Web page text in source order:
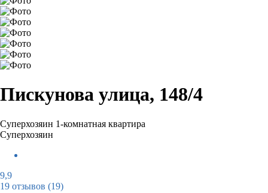
Пискунова улица, 148/4
Суперхозяин 1-комнатная квартира
Суперхозяин
9,9
19 отзывов (19)